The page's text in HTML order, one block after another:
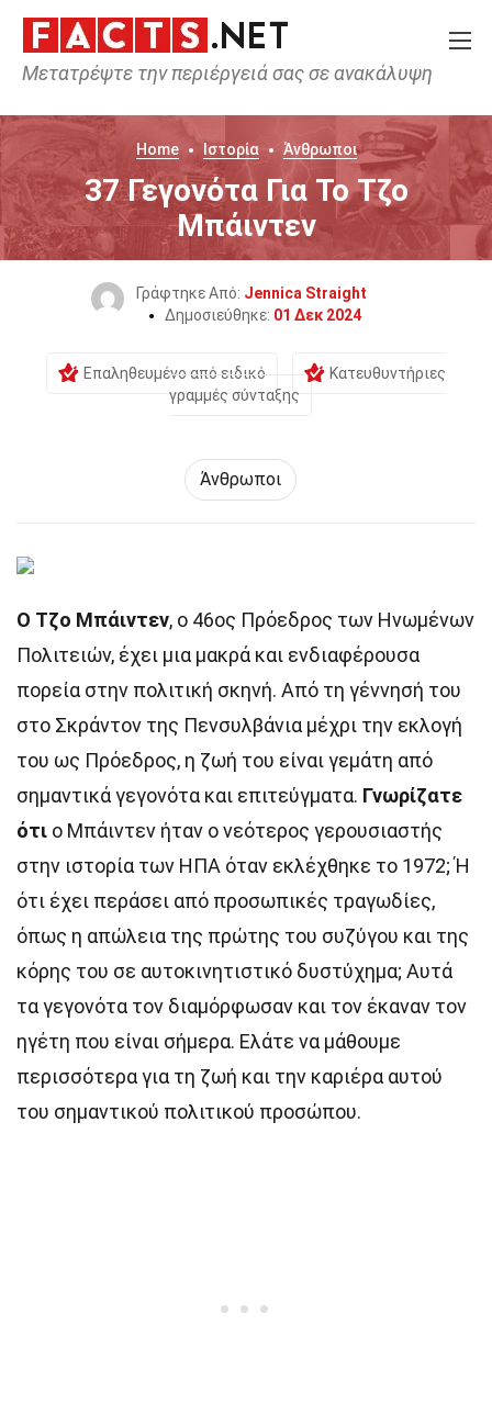
Μετατρέψτε την περιέργειά σας σε ανακάλυψη
Home Ιστορία Άνθρωποι
37 Γεγονότα Για Το Τζο
Μπάιντεν
Γράφτηκε Από: Jennica Straight
Δημοσιεύθηκε: 01 Δεκ 2024
Επαληθευμένο από ειδικό
Κατευθυντήριες
γραμμές σύνταξης
Άνθρωποι
Ο Τζο Μπάιντεν, ο 46ος Πρόεδρος των Ηνωμένων
Πολιτειών, έχει μια μακρά και ενδιαφέρουσα
πορεία στην πολιτική σκηνή. Από τη γέννησή του
στο Σκράντον της Πενσυλβάνια μέχρι την εκλογή
του ως Πρόεδρος, η ζωή του είναι γεμάτη από
σημαντικά γεγονότα και επιτεύγματα. Γνωρίζατε
ότι ο Μπάιντεν ήταν ο νεότερος γερουσιαστής
στην ιστορία των ΗΠΑ όταν εκλέχθηκε το 1972; Ή
ότι έχει περάσει από προσωπικές τραγωδίες,
όπως η απώλεια της πρώτης του συζύγου και της
κόρης του σε αυτοκινητιστικό δυστύχημα; Αυτά
τα γεγονότα τον διαμόρφωσαν και τον έκαναν τον
ηγέτη που είναι σήμερα. Ελάτε να μάθουμε
περισσότερα για τη ζωή και την καριέρα αυτού
του σημαντικού πολιτικού προσώπου.